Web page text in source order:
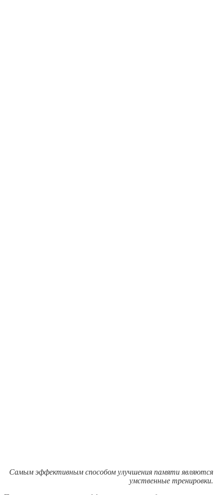
Самым эффективным способом улучшения памяти являются
умственные тренировки.